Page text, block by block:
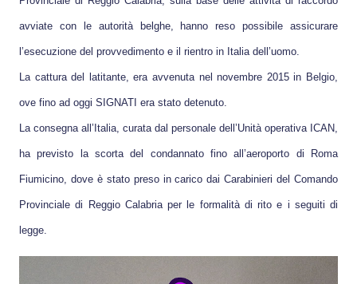
avviate con le autorità belghe, hanno reso possibile assicurare
l’esecuzione del provvedimento e il rientro in Italia dell’uomo.
La cattura del latitante, era avvenuta nel novembre 2015 in Belgio,
ove fino ad oggi SIGNATI era stato detenuto.
La consegna all’Italia, curata dal personale dell’Unità operativa ICAN,
ha previsto la scorta del condannato fino all’aeroporto di Roma
Fiumicino, dove è stato preso in carico dai Carabinieri del Comando
Provinciale di Reggio Calabria per le formalità di rito e i seguiti di
legge.